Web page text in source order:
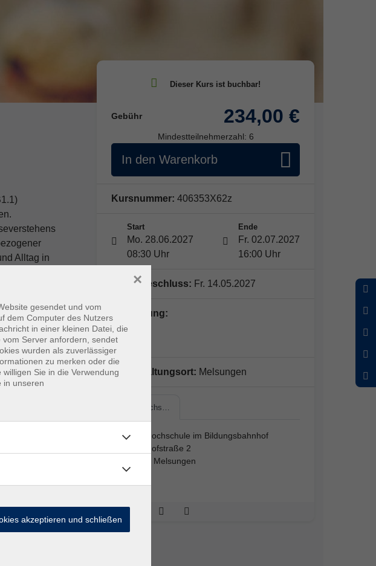
Alltag in
HBUG
über
zur
ISBN 978-
Gebühr 234,00 €
Mindestteilnehmerzahl: 6
In den Warenkorb
Kursnummer: 406353X62z
Start
Mo. 28.06.2027
08:30 Uhr
Ende
Fr. 02.07.2027
16:00 Uhr
Anmeldeschluss: Fr. 14.05.2027
Kursleitung:
N.N.
Veranstaltungsort: Melsungen
Volkshochs…
Volkshochschule im Bildungsbahnhof
Bahnhofstraße 2
34212 Melsungen
114
gesendet und vom
dem Computer des Nutzers
in einer kleinen Datei, die
Server anfordern, sendet
wurden als zuverlässiger
zu merken oder die
Sie in die Verwendung
in unseren
×
akzeptieren und schließen